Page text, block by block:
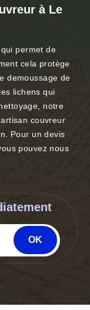
à Le
permet de
cela protège
demoussage de
lichens qui
notre
couvreur
Pour un devis
pouvez nous